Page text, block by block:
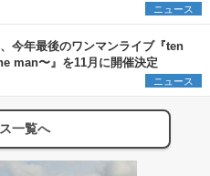
かりゆし58、Reiを発表
ニュース
今年最後のワンマンライブ『ten
man〜』を11月に開催決定
ニュース
一覧へ